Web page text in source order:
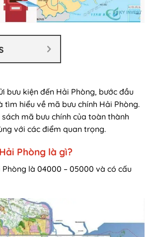
bưu kiện đến Hải Phòng, bước đầu
tìm hiểu về mã bưu chính Hải Phòng.
mã bưu chính của toàn thành
với các điểm quan trọng.
Phòng là gì?
Phòng là 04000 – 05000 và có cấu